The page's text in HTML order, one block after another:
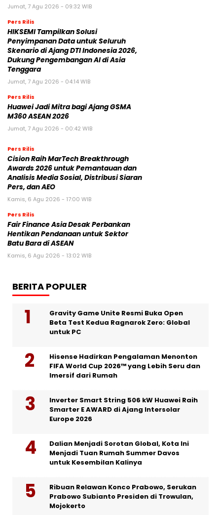
Jumat, 7 Agu 2026 - 09:32 WIB
Pers Rilis
HIKSEMI Tampilkan Solusi
Penyimpanan Data untuk Seluruh
Skenario di Ajang DTI Indonesia 2026,
Dukung Pengembangan AI di Asia
Tenggara
Jumat, 7 Agu 2026 - 04:14 WIB
Pers Rilis
Huawei Jadi Mitra bagi Ajang GSMA
M360 ASEAN 2026
Jumat, 7 Agu 2026 - 00:42 WIB
Pers Rilis
Cision Raih MarTech Breakthrough
Awards 2026 untuk Pemantauan dan
Analisis Media Sosial, Distribusi Siaran
Pers, dan AEO
Kamis, 6 Agu 2026 - 17:00 WIB
Pers Rilis
Fair Finance Asia Desak Perbankan
Hentikan Pendanaan untuk Sektor
Batu Bara di ASEAN
Kamis, 6 Agu 2026 - 13:02 WIB
BERITA POPULER
Gravity Game Unite Resmi Buka Open
Beta Test Kedua Ragnarok Zero: Global
untuk PC
Hisense Hadirkan Pengalaman Menonton
FIFA World Cup 2026™ yang Lebih Seru dan
Imersif dari Rumah
Inverter Smart String 506 kW Huawei Raih
Smarter E AWARD di Ajang Intersolar
Europe 2026
Dalian Menjadi Sorotan Global, Kota Ini
Menjadi Tuan Rumah Summer Davos
untuk Kesembilan Kalinya
Ribuan Relawan Konco Prabowo, Serukan
Prabowo Subianto Presiden di Trowulan,
Mojokerto